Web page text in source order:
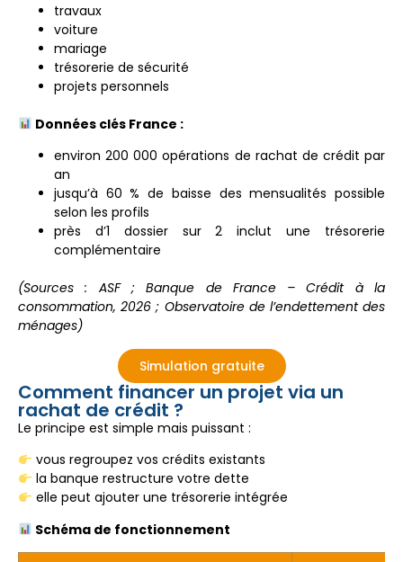
travaux
voiture
mariage
trésorerie de sécurité
projets personnels
Données clés France :
environ 200 000 opérations de rachat de crédit par
an
jusqu’à 60 % de baisse des mensualités possible
selon les profils
près d’1 dossier sur 2 inclut une trésorerie
complémentaire
(Sources : ASF ; Banque de France – Crédit à la
consommation, 2026 ; Observatoire de l’endettement des
ménages)
Simulation gratuite
Comment financer un projet via un
rachat de crédit ?
Le principe est simple mais puissant :
vous regroupez vos crédits existants
la banque restructure votre dette
elle peut ajouter une trésorerie intégrée
Schéma de fonctionnement